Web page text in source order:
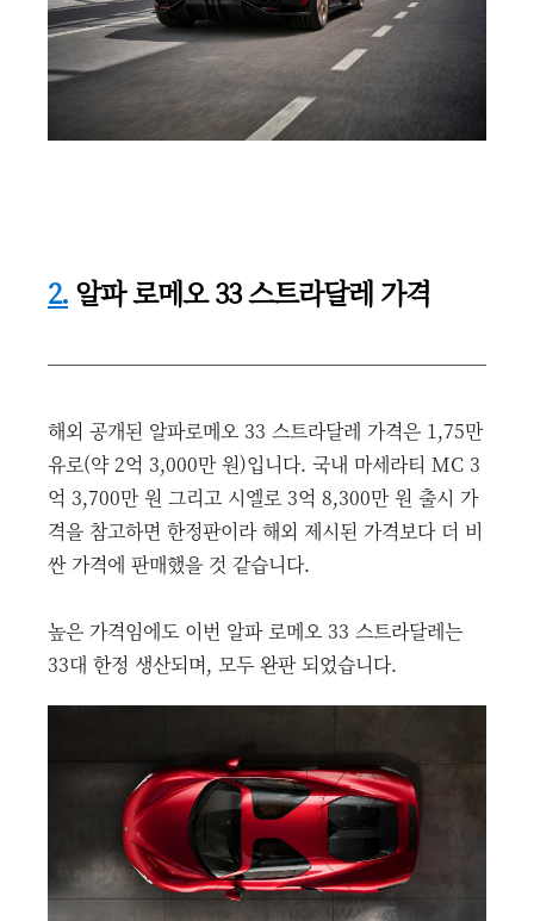
2. 알파 로메오 33 스트라달레 가격
해외 공개된 알파로메오 33 스트라달레 가격은 1,75만
유로(약 2억 3,000만 원)입니다. 국내 마세라티 MC 3
억 3,700만 원 그리고 시엘로 3억 8,300만 원 출시 가
격을 참고하면 한정판이라 해외 제시된 가격보다 더 비
싼 가격에 판매했을 것 같습니다.
높은 가격임에도 이번 알파 로메오 33 스트라달레는
33대 한정 생산되며, 모두 완판 되었습니다.